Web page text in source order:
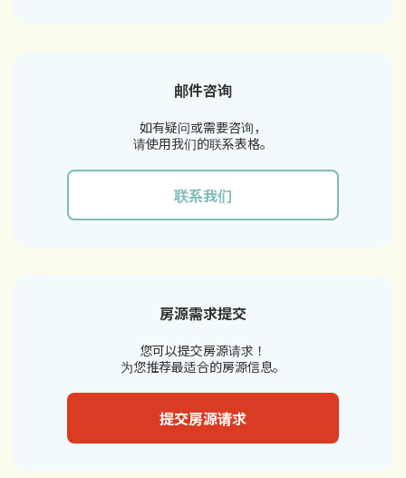
邮件咨询
如有疑问或需要咨询，
请使用我们的联系表格。
联系我们
房源需求提交
您可以提交房源请求！
为您推荐最适合的房源信息。
提交房源请求